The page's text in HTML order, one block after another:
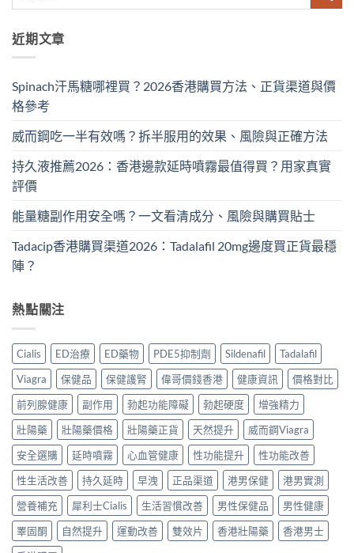
近期文章
Spinach汗馬糖哪裡買？2026香港購買方法、正貨渠道與價
格參考
威而鋼吃一半有效嗎？拆半服用的效果、風險與正確方法
持久液推薦2026：香港邊款延時噴霧最值得買？用家真實
評價
能量糖副作用安全嗎？一文看清成分、風險與購買貼士
Tadacip香港購買渠道2026：Tadalafil 20mg邊度買正貨最穩
陣？
熱點關注
Cialis ED治療 ED藥物 PDE5抑制劑 Sildenafil
Tadalafil
Viagra
保健品 保健護腎 偉哥價錢香港 健康資訊
價格對比
前列腺健康
副作用 勃起功能障礙 勃起硬度
增強精力
壯陽藥
壯陽藥價格 壯陽藥正貨 天然提升
威而鋼Viagra
安全選購
延時噴霧 心血管健康 性功能提升
性功能改善
性生活改善
持久延時 早洩 正品渠道 港男保健
港男實測
營養補充
犀利士Cialis 生活習慣改善 男性保健品
男性健康
睪固酮
自然提升 運動改善 雙效片 香港壯陽藥
香港男士